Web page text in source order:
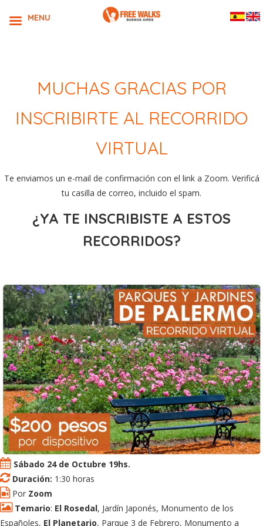
MUCHAS GRACIAS POR
INSCRIBIRTE AL RECORRIDO
VIRTUAL
Te enviamos un e-mail de confirmación con el link a Zoom. Verificá
tu casilla de correo, incluido el spam.
¿YA TE INSCRIBISTE A ESTOS
RECORRIDOS?
Sábado 24 de Octubre 19hs.
Duración: 1:30 horas
Por Zoom
Temario: El Rosedal, Jardín Japonés, Monumento de los
Españoles, El Planetario, Parque 3 de Febrero, Monumento a
MENU